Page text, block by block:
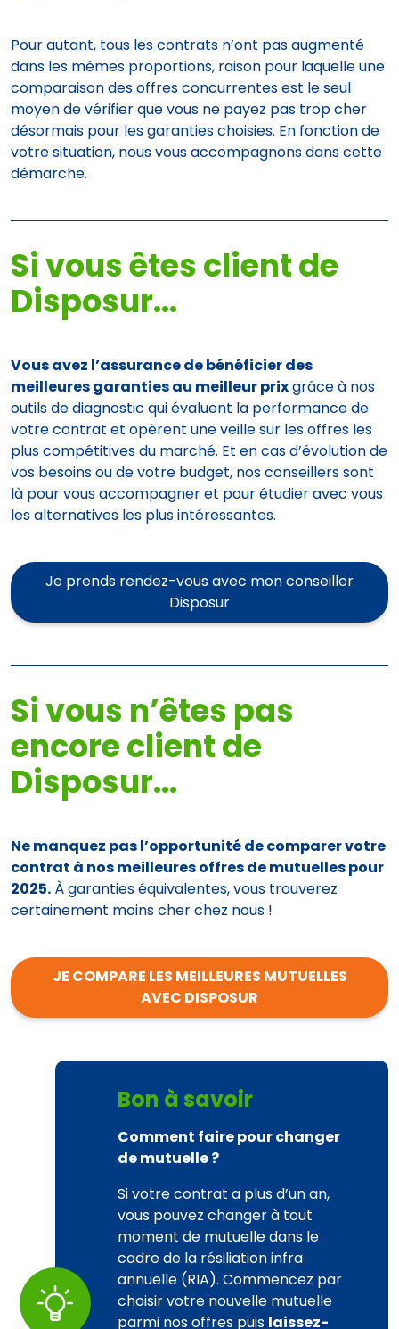
Pour autant, tous les contrats n’ont pas augmenté
dans les mêmes proportions, raison pour laquelle une
comparaison des offres concurrentes est le seul
moyen de vérifier que vous ne payez pas trop cher
désormais pour les garanties choisies. En fonction de
votre situation, nous vous accompagnons dans cette
démarche.
Si vous êtes client de
Disposur...
Vous avez l’assurance de bénéficier des
meilleures garanties au meilleur prixgrâce à nos
outils de diagnostic qui évaluent la performance de
votre contrat et opèrent une veille sur les offres les
plus compétitives du marché. Et en cas d’évolution de
vos besoins ou de votre budget, nos conseillers sont
là pour vous accompagner et pour étudier avec vous
les alternatives les plus intéressantes.
Je prends rendez-vous avec mon conseiller
Disposur
Si vous n’êtes pas
encore client de
Disposur...
Ne manquez pas l’opportunité de comparer votre
contrat à nos meilleures offres de mutuelles pour
2025. À garanties équivalentes, vous trouverez
certainement moins cher chez nous !
JE COMPARE LES MEILLEURES MUTUELLES
AVEC DISPOSUR
Bon à savoir
Comment faire pour changer
de mutuelle ?
Si votre contrat a plus d’un an,
vous pouvez changer à tout
moment de mutuelle dans le
cadre de la résiliation infra
annuelle (RIA). Commencez par
choisir votre nouvelle mutuelle
parmi nos offres puis laissez-